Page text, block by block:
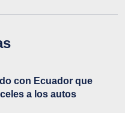
con Ecuador que
a los autos